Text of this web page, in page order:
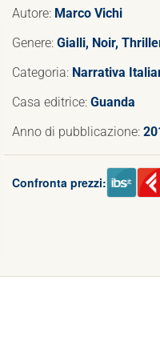
Autore: Marco Vichi
Genere: Gialli, Noir,
Categoria: Narrativa
Casa editrice: Guanda
Anno di pubblicazione:
Confronta prezzi: